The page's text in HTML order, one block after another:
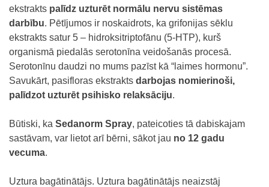
ekstrakts palīdz uzturēt normālu nervu sistēmas
darbību. Pētījumos ir noskaidrots, ka grifonijas sēklu
ekstrakts satur 5 – hidroksitriptofānu (5-HTP), kurš
organismā piedalās serotonīna veidošanās procesā.
Serotonīnu daudzi no mums pazīst kā “laimes hormonu”.
Savukārt, pasifloras ekstrakts darbojas nomierinoši,
palīdzot uzturēt psihisko relaksāciju.
Būtiski, ka Sedanorm Spray, pateicoties tā dabiskajam
sastāvam, var lietot arī bērni, sākot jau no 12 gadu
vecuma.
Uztura bagātinātājs. Uztura bagātinātājs neaizstāj